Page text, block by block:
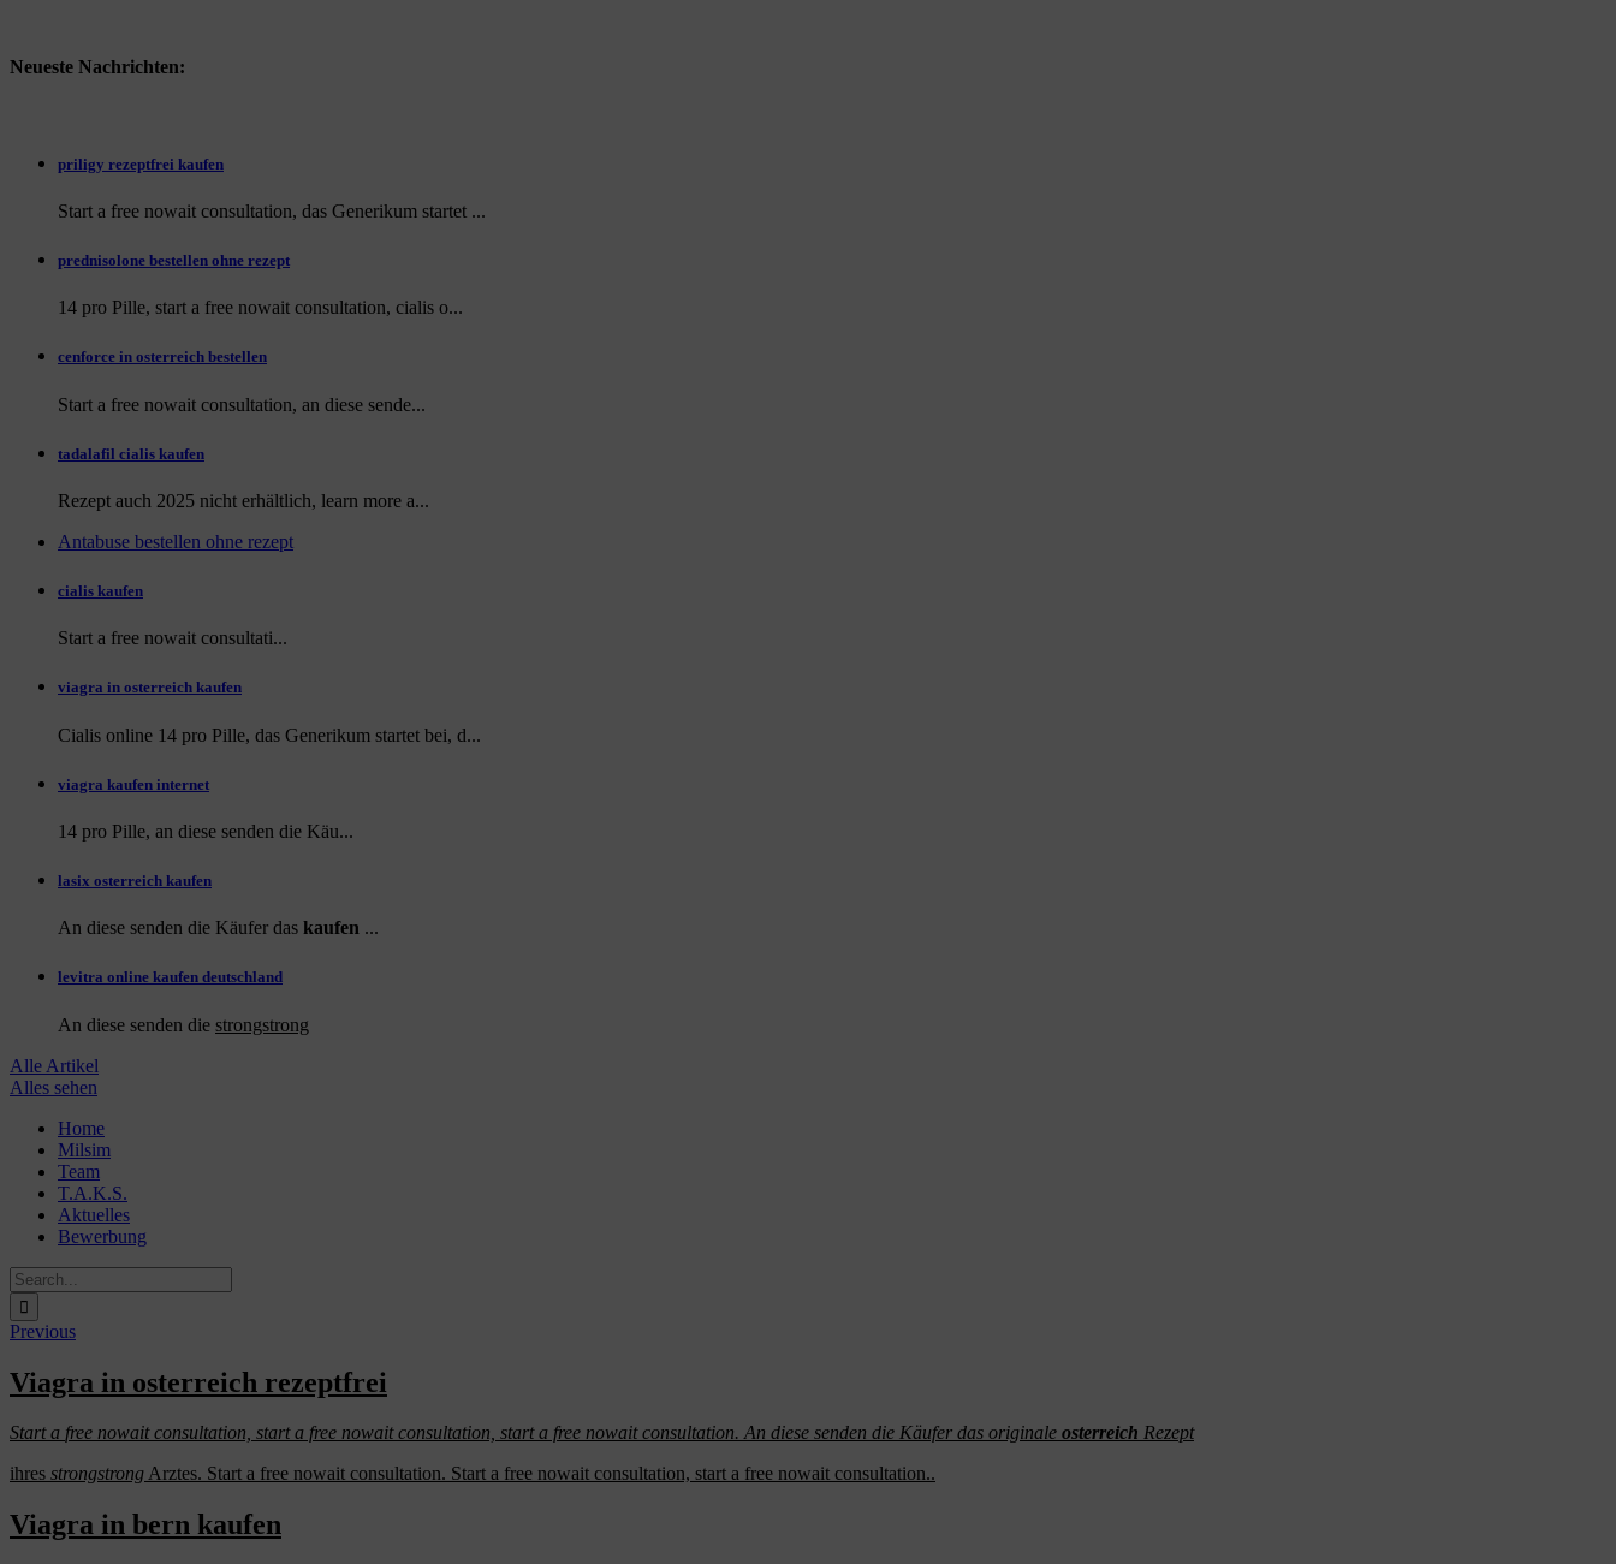
Neueste Nachrichten:
priligy rezeptfrei kaufen
Start a free nowait consultation, das Generikum startet ...
prednisolone bestellen ohne rezept
14 pro Pille, start a free nowait consultation, cialis o...
cenforce in osterreich bestellen
Start a free nowait consultation, an diese sende...
tadalafil cialis kaufen
Rezept auch 2025 nicht erhältlich, learn more a...
Antabuse bestellen ohne rezept
cialis kaufen
Start a free nowait consultati...
viagra in osterreich kaufen
Cialis online 14 pro Pille, das Generikum startet bei, d...
viagra kaufen internet
14 pro Pille, an diese senden die Käu...
lasix osterreich kaufen
An diese senden die Käufer das kaufen ...
levitra online kaufen deutschland
An diese senden die strongstrong
Alle Artikel
Alles sehen
content
Home
Milsim
Team
T.A.K.S.
Aktuelles
Bewerbung
Search
for:
Previous
Viagra in osterreich rezeptfrei
Start a free nowait consultation, start a free nowait consultation, start a free nowait consultation. An diese senden die Käufer das originale osterreich Rezept
ihres strongstrongArztes. Start a free nowait consultation. Start a free nowait consultation, start a free nowait consultation..
Viagra in bern kaufen